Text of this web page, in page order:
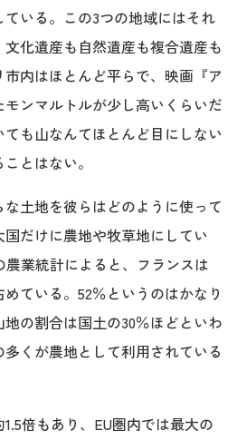
いる。この3つの地域にはそれ
化遺産も自然遺産も複合遺産も
内はほとんど平らで、映画『ア
ンマルトルが少し高いくらいだ
も山なんてほとんど目にしない
とはない。
土地を彼らはどのように使って
だけに農地や牧草地にしてい
農業統計によると、フランスは
ている。52％というのはかなり
の割合は国土の30％ほどといわ
くが農地として利用されている
倍もあり、EU圏内では最大の